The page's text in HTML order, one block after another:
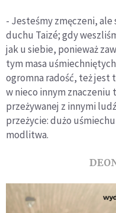
- Jesteśmy zmęczeni,
duchu Taizé; gdy
jak u siebie, ponieważ
tym masa
ogromna radość, też jest
w nieco innym znaczeniu
przeżywanej z innymi
przeżycie: dużo
modlitwa.